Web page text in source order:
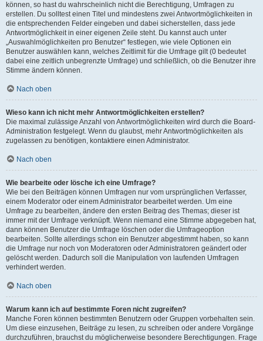
können, so hast du wahrscheinlich nicht die Berechtigung, Umfragen zu
erstellen. Du solltest einen Titel und mindestens zwei Antwortmöglichkeiten in
die entsprechenden Felder eingeben und dabei sicherstellen, dass jede
Antwortmöglichkeit in einer eigenen Zeile steht. Du kannst auch unter
„Auswahlmöglichkeiten pro Benutzer“ festlegen, wie viele Optionen ein
Benutzer auswählen kann, welches Zeitlimit für die Umfrage gilt (0 bedeutet
dabei eine zeitlich unbegrenzte Umfrage) und schließlich, ob die Benutzer ihre
Stimme ändern können.
Nach oben
Wieso kann ich nicht mehr Antwortmöglichkeiten erstellen?
Die maximal zulässige Anzahl von Antwortmöglichkeiten wird durch die Board-
Administration festgelegt. Wenn du glaubst, mehr Antwortmöglichkeiten als
zugelassen zu benötigen, kontaktiere einen Administrator.
Nach oben
Wie bearbeite oder lösche ich eine Umfrage?
Wie bei den Beiträgen können Umfragen nur vom ursprünglichen Verfasser,
einem Moderator oder einem Administrator bearbeitet werden. Um eine
Umfrage zu bearbeiten, ändere den ersten Beitrag des Themas; dieser ist
immer mit der Umfrage verknüpft. Wenn niemand eine Stimme abgegeben hat,
dann können Benutzer die Umfrage löschen oder die Umfrageoption
bearbeiten. Sollte allerdings schon ein Benutzer abgestimmt haben, so kann
die Umfrage nur noch von Moderatoren oder Administratoren geändert oder
gelöscht werden. Dadurch soll die Manipulation von laufenden Umfragen
verhindert werden.
Nach oben
Warum kann ich auf bestimmte Foren nicht zugreifen?
Manche Foren können bestimmten Benutzern oder Gruppen vorbehalten sein.
Um diese einzusehen, Beiträge zu lesen, zu schreiben oder andere Vorgänge
durchzuführen, brauchst du möglicherweise besondere Berechtigungen. Frage